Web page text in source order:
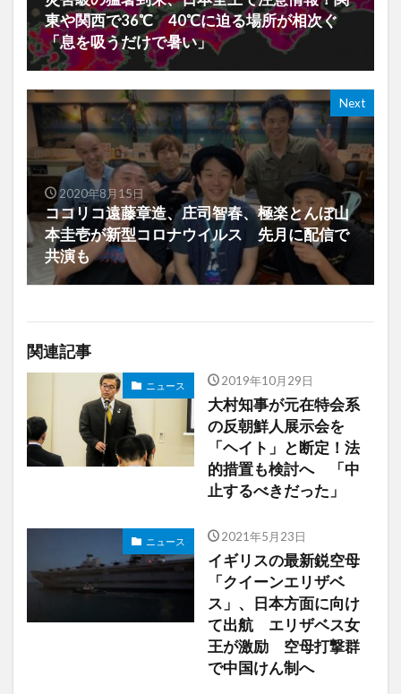
東や関西で36℃ 40℃に迫る場所が相次ぐ
「息を吸うだけで暑い」
Next
2020年8月15日
ココリコ遠藤章造、庄司智春、極楽とんぼ山
本圭壱が新型コロナウイルス 先月に配信で
共演も
関連記事
ニュース 2019年10月29日
大村知事が元在特会系
の反朝鮮人展示会を
「ヘイト」と断定！法
的措置も検討へ 「中
止するべきだった」
ニュース 2021年5月23日
イギリスの最新鋭空母
「クイーンエリザベ
ス」、日本方面に向け
て出航 エリザベス女
王が激励 空母打撃群
で中国けん制へ